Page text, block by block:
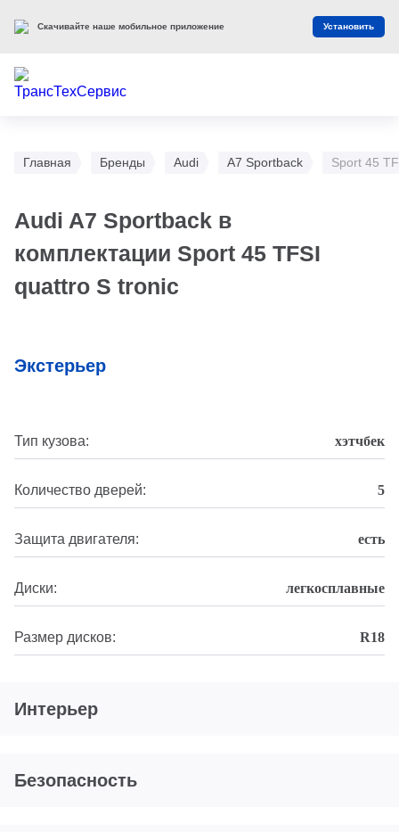
Главная Бренды Audi A7 Sportback Sport 45
Audi A7 Sportback в
комплектации Sport 45 TFSI
quattro S tronic
Экстерьер
Тип кузова: хэтчбек
Количество дверей: 5
Защита двигателя: есть
Диски: легкосплавные
Размер дисков: R18
Интерьер
Безопасность
Скачивайте наше мобильное приложение Установить